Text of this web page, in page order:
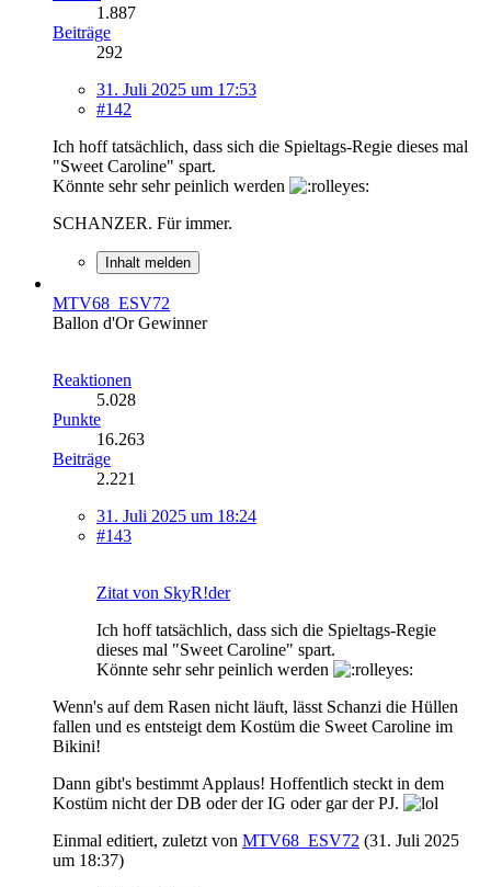
1.887
Beiträge
292
31. Juli 2025 um 17:53
#142
Ich hoff tatsächlich, dass sich die Spieltags-Regie dieses mal
"Sweet Caroline" spart.
Könnte sehr sehr peinlich werden
SCHANZER. Für immer.
Inhalt melden
MTV68_ESV72
Ballon d'Or Gewinner
Reaktionen
5.028
Punkte
16.263
Beiträge
2.221
31. Juli 2025 um 18:24
#143
Zitat von SkyR!der
Ich hoff tatsächlich, dass sich die Spieltags-Regie
dieses mal "Sweet Caroline" spart.
Könnte sehr sehr peinlich werden
Wenn's auf dem Rasen nicht läuft, lässt Schanzi die Hüllen
fallen und es entsteigt dem Kostüm die Sweet Caroline im
Bikini!
Dann gibt's bestimmt Applaus! Hoffentlich steckt in dem
Kostüm nicht der DB oder der IG oder gar der PJ.
Einmal editiert, zuletzt von MTV68_ESV72 (31. Juli 2025
um 18:37)